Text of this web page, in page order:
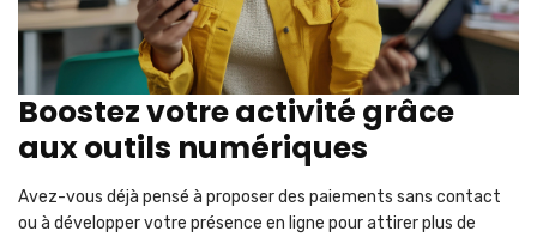
Boostez votre activité grâce
aux outils numériques
Avez-vous déjà pensé à proposer des paiements sans contact
ou à développer votre présence en ligne pour attirer plus de